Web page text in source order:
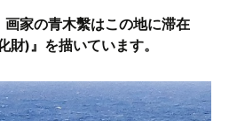
家の青木繫はこの地に滞在
財)』を描いています。